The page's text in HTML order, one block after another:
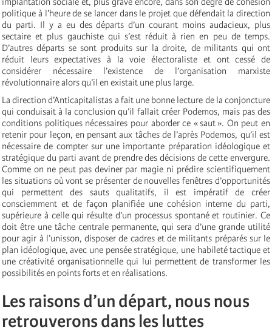
politique à l’heure de se lancer dans le projet que défendait la direction
du parti. Il y a eu des départs d’un courant moins audacieux, plus
sectaire et plus gauchiste qui s’est réduit à rien en peu de temps.
D’autres départs se sont produits sur la droite, de militants qui ont
réduit leurs expectatives à la voie électoraliste et ont cessé de
considérer nécessaire l’existence de l’organisation marxiste
révolutionnaire alors qu’il en existait une plus large.
La direction d’Anticapitalistas a fait une bonne lecture de la conjoncture
qui conduisait à la conclusion qu’il fallait créer Podemos, mais pas des
conditions politiques nécessaires pour aborder ce « saut ». On peut en
retenir pour leçon, en pensant aux tâches de l’après Podemos, qu’il est
nécessaire de compter sur une importante préparation idéologique et
stratégique du parti avant de prendre des décisions de cette envergure.
Comme on ne peut pas deviner par magie ni prédire scientifiquement
les situations où vont se présenter de nouvelles fenêtres d’opportunités
qui permettent des sauts qualitatifs, il est impératif de créer
consciemment et de façon planifiée une cohésion interne du parti,
supérieure à celle qui résulte d’un processus spontané et routinier. Ce
doit être une tâche centrale permanente, qui sera d’une grande utilité
pour agir à l’unisson, disposer de cadres et de militants préparés sur le
plan idéologique, avec une pensée stratégique, une habileté tactique et
une créativité organisationnelle qui lui permettent de transformer les
possibilités en points forts et en réalisations.
Les raisons d’un départ, nous nous
retrouverons dans les luttes